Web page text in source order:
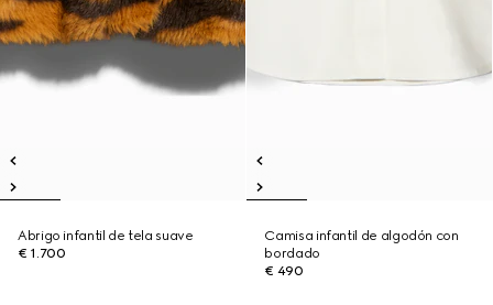
Abrigo infantil de tela suave
€ 1.700
Camisa infantil de algodón con
bordado
€ 490